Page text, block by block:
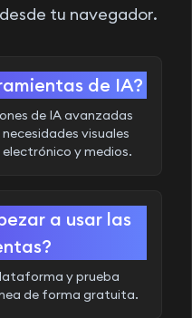
tu navegador.
de IA?
de IA avanzadas
visuales
y medios.
a usar las
y prueba
de forma gratuita.